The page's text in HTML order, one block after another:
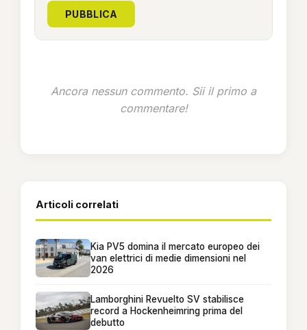
PUBBLICA
Ancora nessun commento. Sii il primo a
commentare!
Articoli correlati
Kia PV5 domina il mercato europeo dei
van elettrici di medie dimensioni nel
2026
Lamborghini Revuelto SV stabilisce
record a Hockenheimring prima del
debutto